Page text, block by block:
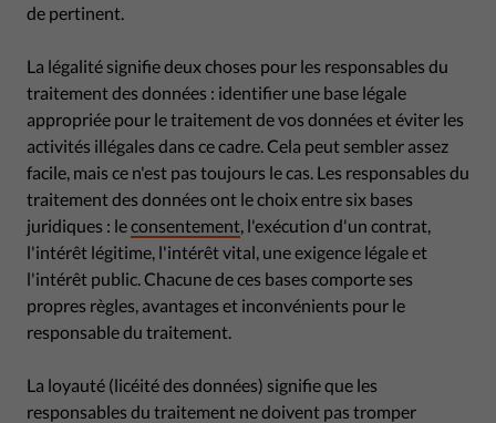
de pertinent.
La légalité signifie deux choses pour les responsables du
traitement des données : identifier une base légale
appropriée pour le traitement de vos données et éviter les
activités illégales dans ce cadre. Cela peut sembler assez
facile, mais ce n'est pas toujours le cas. Les responsables du
traitement des données ont le choix entre six bases
juridiques : leconsentement , l'exécution d'un contrat,
l'intérêt légitime, l'intérêt vital, une exigence légale et
l'intérêt public. Chacune de ces bases comporte ses
propres règles, avantages et inconvénients pour le
responsable du traitement.
La loyauté (licéité des données) signifie que les
responsables du traitement ne doivent pas tromper